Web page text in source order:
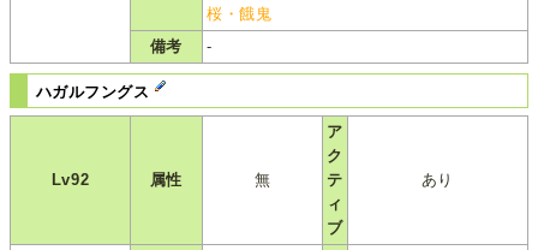
桜・餓鬼
備考
-
ハガルフングス
Lv92 属性 無
ア
ク
テ
ィ
ブ
あり